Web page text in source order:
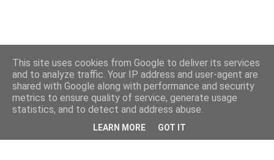
This site uses cookies from Google to deliver its services
and to analyze traffic. Your IP address and user-agent are
shared with Google along with performance and security
metrics to ensure quality of service, generate usage
statistics, and to detect and address abuse.
LEARN MORE GOT IT